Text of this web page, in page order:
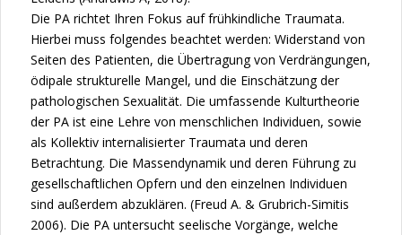
Die PA richtet Ihren Fokus auf frühkindliche Traumata.
Hierbei muss folgendes beachtet werden: Widerstand von
Seiten des Patienten, die Übertragung von Verdrängungen,
ödipale strukturelle Mangel, und die Einschätzung der
pathologischen Sexualität. Die umfassende Kulturtheorie
der PA ist eine Lehre von menschlichen Individuen, sowie
als Kollektiv internalisierter Traumata und deren
Betrachtung. Die Massendynamik und deren Führung zu
gesellschaftlichen Opfern und den einzelnen Individuen
sind außerdem abzuklären. (Freud A. & Grubrich-Simitis
2006). Die PA untersucht seelische Vorgänge, welche